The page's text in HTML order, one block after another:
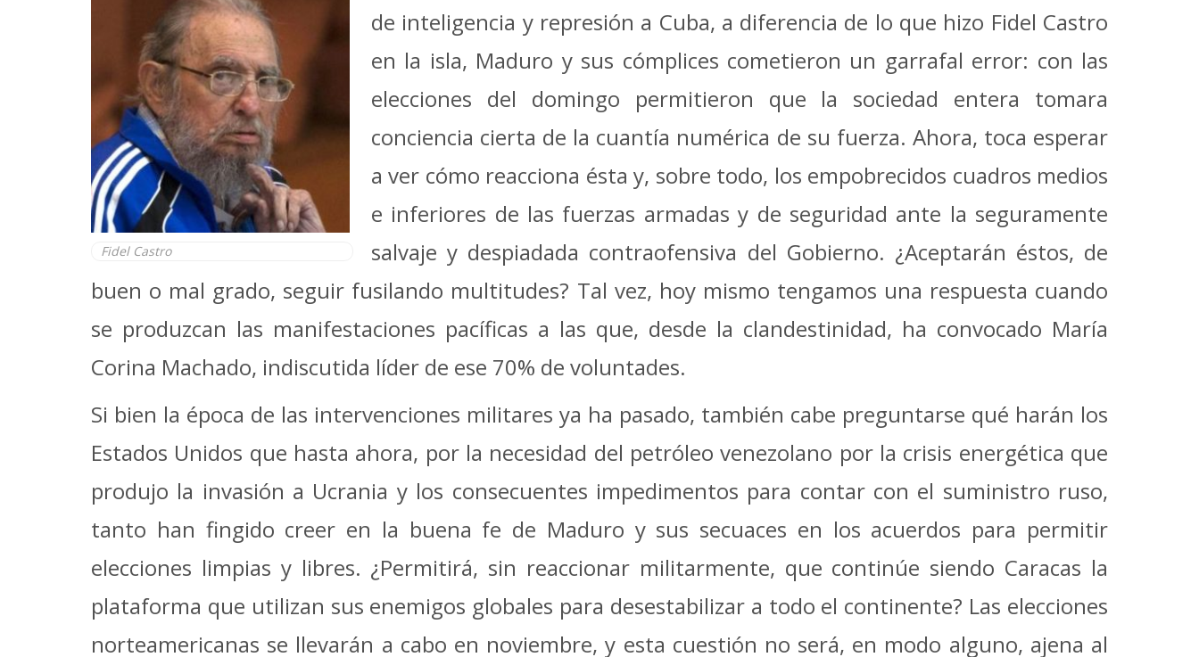
Fidel Castro
de inteligencia y represión a Cuba, a diferencia de lo que hizo Fidel Castro
en la isla, Maduro y sus cómplices cometieron un garrafal error: con las
elecciones del domingo permitieron que la sociedad entera tomara
conciencia cierta de la cuantía numérica de su fuerza. Ahora, toca esperar
a ver cómo reacciona ésta y, sobre todo, los empobrecidos cuadros medios
e inferiores de las fuerzas armadas y de seguridad ante la seguramente
salvaje y despiadada contraofensiva del Gobierno. ¿Aceptarán éstos, de
buen o mal grado, seguir fusilando multitudes? Tal vez, hoy mismo tengamos una respuesta cuando
se produzcan las manifestaciones pacíficas a las que, desde la clandestinidad, ha convocado María
Corina Machado, indiscutida líder de ese 70% de voluntades.
Si bien la época de las intervenciones militares ya ha pasado, también cabe preguntarse qué harán los
Estados Unidos que hasta ahora, por la necesidad del petróleo venezolano por la crisis energética que
produjo la invasión a Ucrania y los consecuentes impedimentos para contar con el suministro ruso,
tanto han fingido creer en la buena fe de Maduro y sus secuaces en los acuerdos para permitir
elecciones limpias y libres. ¿Permitirá, sin reaccionar militarmente, que continúe siendo Caracas la
plataforma que utilizan sus enemigos globales para desestabilizar a todo el continente? Las elecciones
norteamericanas se llevarán a cabo en noviembre, y esta cuestión no será, en modo alguno, ajena al